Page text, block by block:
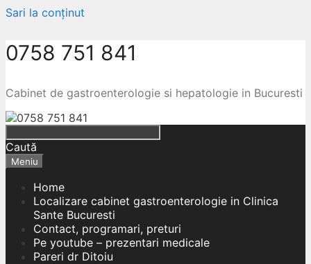
Sari la conținut
0758 751 841
Cabinet de gastroenterologie si hepatologie in Bucuresti
Caută
Meniu
Home
Localizare cabinet gastroenterologie in Clinica
Sante Bucuresti
Contact, programari, preturi
Pe youtube – prezentari medicale
Pareri dr Ditoiu